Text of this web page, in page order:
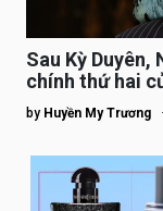
Sau Kỳ Duyên,
chính thứ hai
by Huyền My Trương